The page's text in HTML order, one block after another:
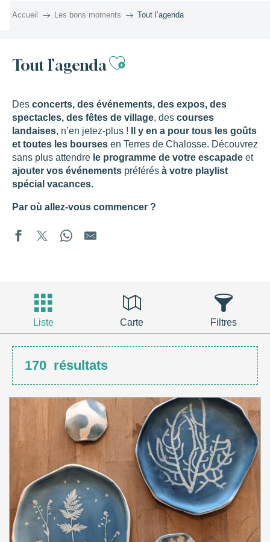
Accueil Les bons moments Tout l’agenda
Tout l’agendaAjouter aux
Des concerts, des événements, des expos, des
spectacles, des fêtes de village, des courses
landaises, n’en jetez-plus !
Il y en a pour tous les goûts
et toutes les bourses en Terres de Chalosse. Découvrez
sans plus attendre le programme de votre escapade et
ajouter vos événements préférés à votre playlist
spécial vacances.
Par où allez-vous commencer ?
Liste Carte Filtres
170 résultats